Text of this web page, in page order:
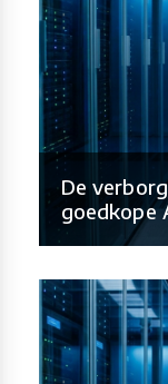
De
goedkope